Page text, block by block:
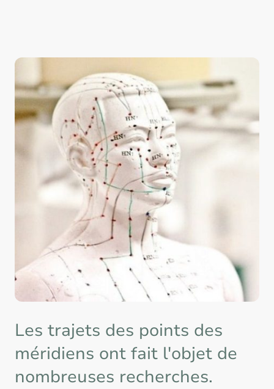
Les trajets des points des
méridiens ont fait l'objet de
nombreuses recherches.